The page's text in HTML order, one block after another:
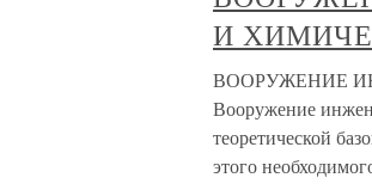
И
ВООРУЖЕНИЕ
Вооружение
теоретической
этого